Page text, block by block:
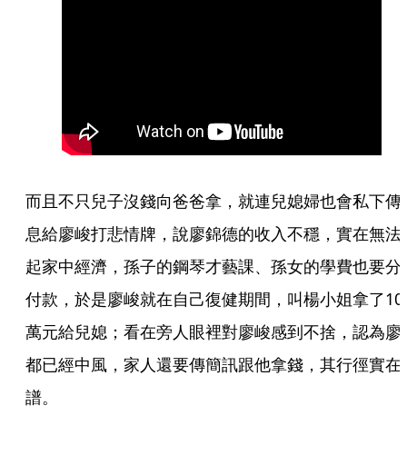
而且不只兒子沒錢向爸爸拿，就連兒媳婦也會私下傳
息給廖峻打悲情牌，說廖錦德的收入不穩，實在無法
起家中經濟，孫子的鋼琴才藝課、孫女的學費也要分
付款，於是廖峻就在自己復健期間，叫楊小姐拿了10
萬元給兒媳；看在旁人眼裡對廖峻感到不捨，認為廖
都已經中風，家人還要傳簡訊跟他拿錢，其行徑實在
譜。